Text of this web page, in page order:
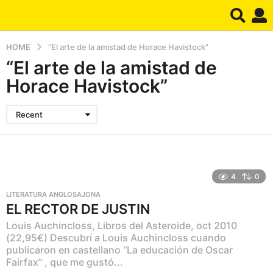
HOME “El arte de la amistad de Horace Havistock”
“El arte de la amistad de
Horace Havistock”
Recent
4 0
LITERATURA ANGLOSAJONA
EL RECTOR DE JUSTIN
Louis Auchincloss, Libros del Asteroide, oct 2010
(22,95€) Descubrí a Louis Auchincloss cuando
publicaron en castellano “La educación de Oscar
Fairfax” , que me gustó...